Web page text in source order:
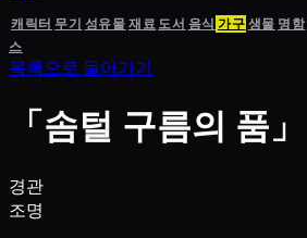
캐릭터 무기 성유물재료도서 음식 가구생물 명함
스
목록으로 돌아가기
「솜털 구름의 품」
경관
조명